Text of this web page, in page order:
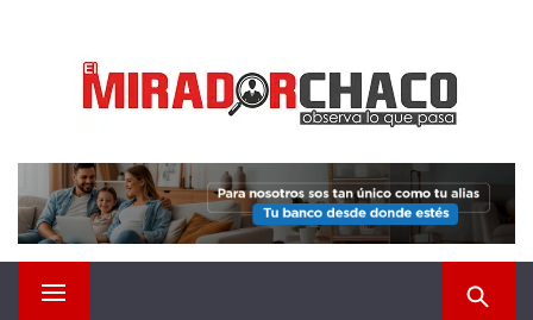
contenido
EL MIRADOR CHACO
Observá lo que pasa
Menú